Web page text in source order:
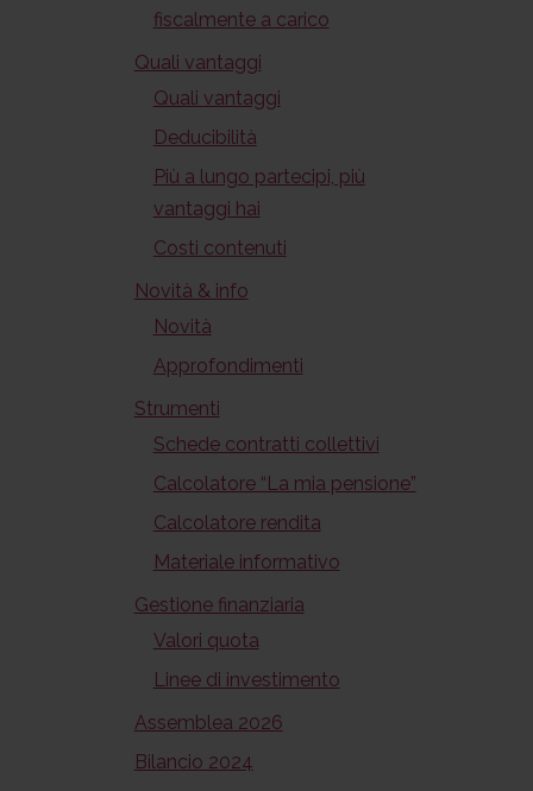
fiscalmente a carico
Quali vantaggi
Quali vantaggi
Deducibilità
Più a lungo partecipi, più
vantaggi hai
Costi contenuti
Novità & info
Novità
Approfondimenti
Strumenti
Schede contratti collettivi
Calcolatore “La mia pensione”
Calcolatore rendita
Materiale informativo
Gestione finanziaria
Valori quota
Linee di investimento
Assemblea 2026
Bilancio 2024